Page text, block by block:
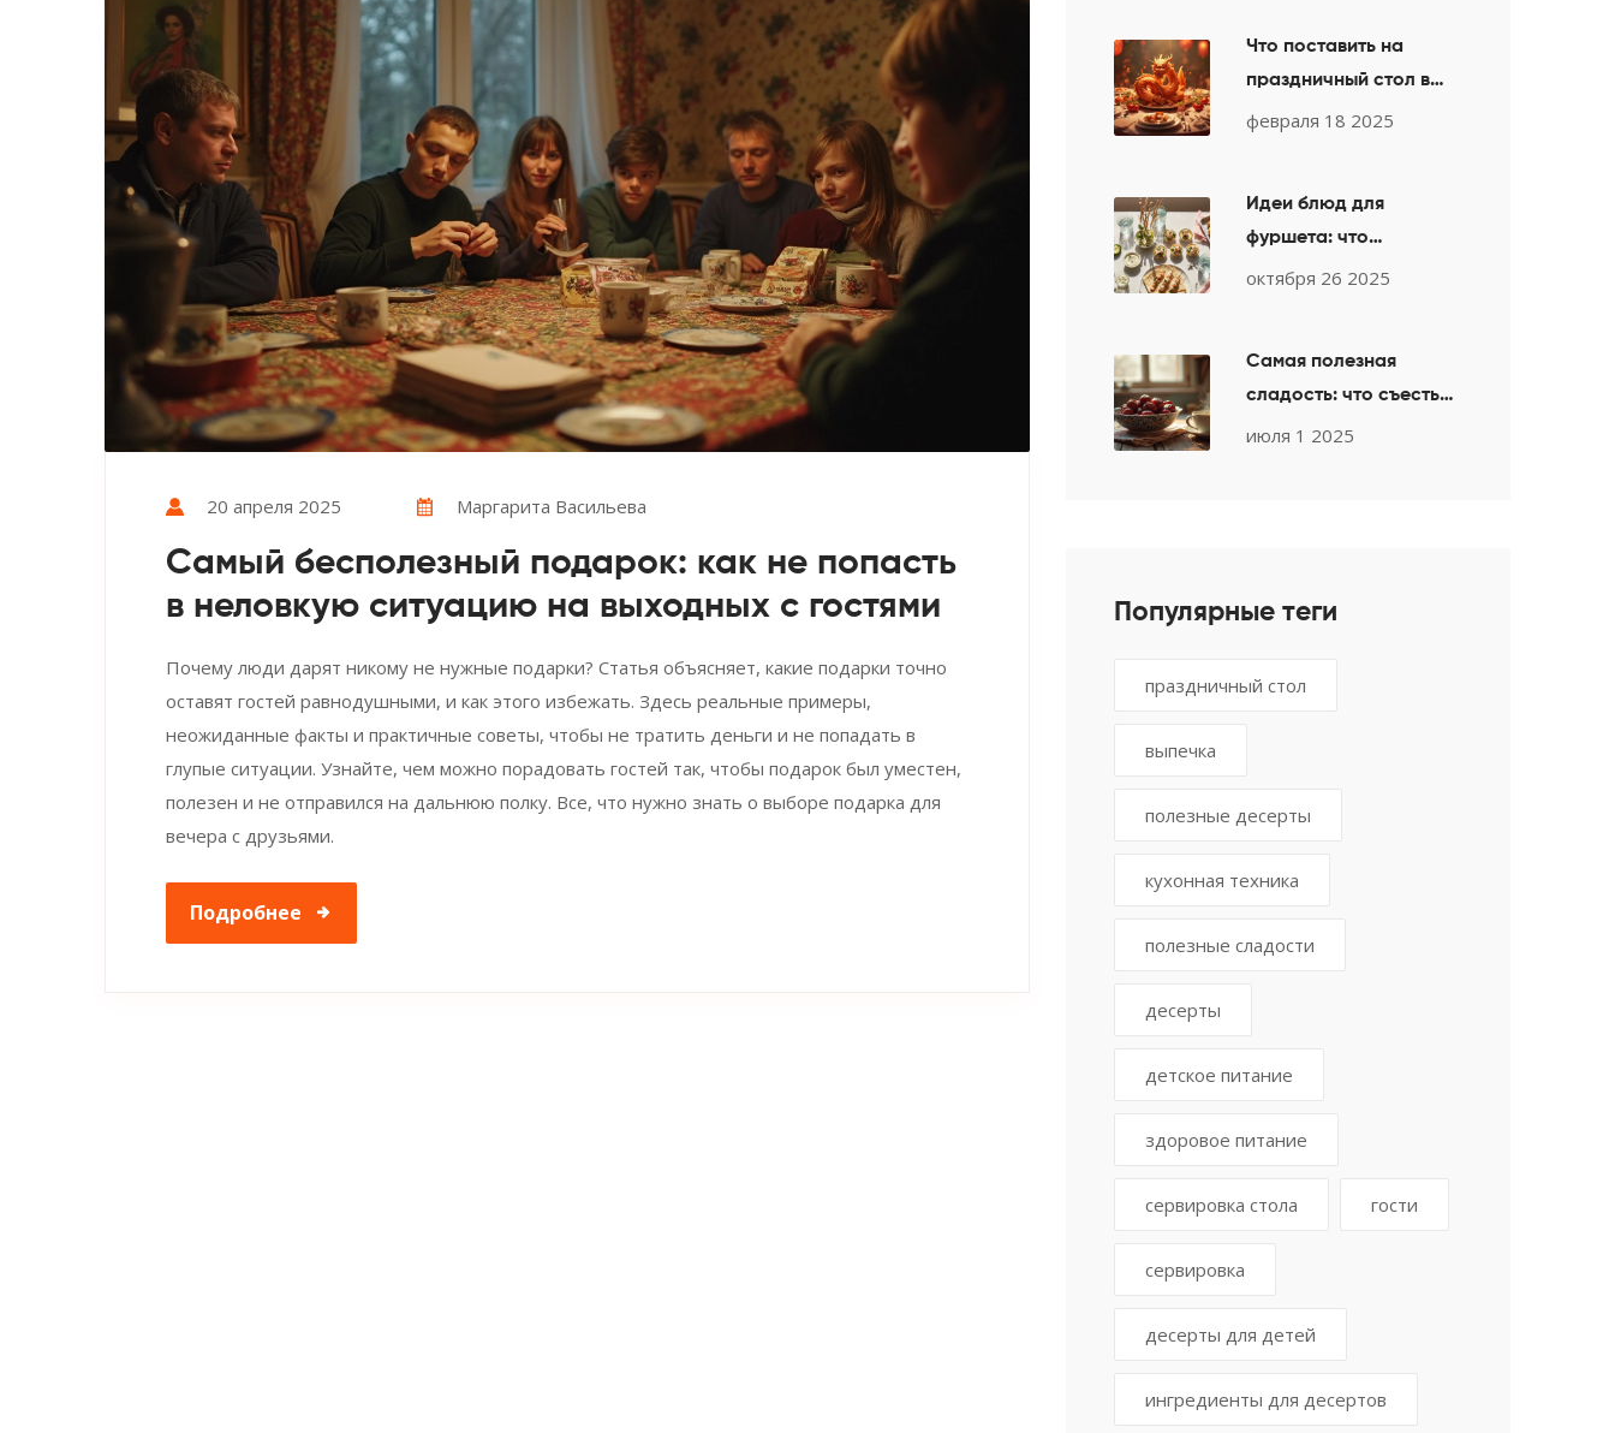
20 апреля 2025 Маргарита Васильева
Самый бесполезный подарок: как не попасть
в неловкую ситуацию на выходных с гостями
Почему люди дарят никому не нужные подарки? Статья объясняет, какие подарки точно
оставят гостей равнодушными, и как этого избежать. Здесь реальные примеры,
неожиданные факты и практичные советы, чтобы не тратить деньги и не попадать в
глупые ситуации. Узнайте, чем можно порадовать гостей так, чтобы подарок был уместен,
полезен и не отправился на дальнюю полку. Все, что нужно знать о выборе подарка для
вечера с друзьями.
Подробнее
Что поставить на
праздничный стол в
год Дракона?
февраля 18 2025
Идеи блюд для
фуршета: что
приготовить гостям на
октября 26 2025
Самая полезная
сладость: что съесть
вместо конфет для
июля 1 2025
Популярные теги
праздничный стол
выпечка
полезные десерты
кухонная техника
полезные сладости
десерты
детское питание
здоровое питание
сервировка стола гости
сервировка
десерты для детей
ингредиенты для десертов